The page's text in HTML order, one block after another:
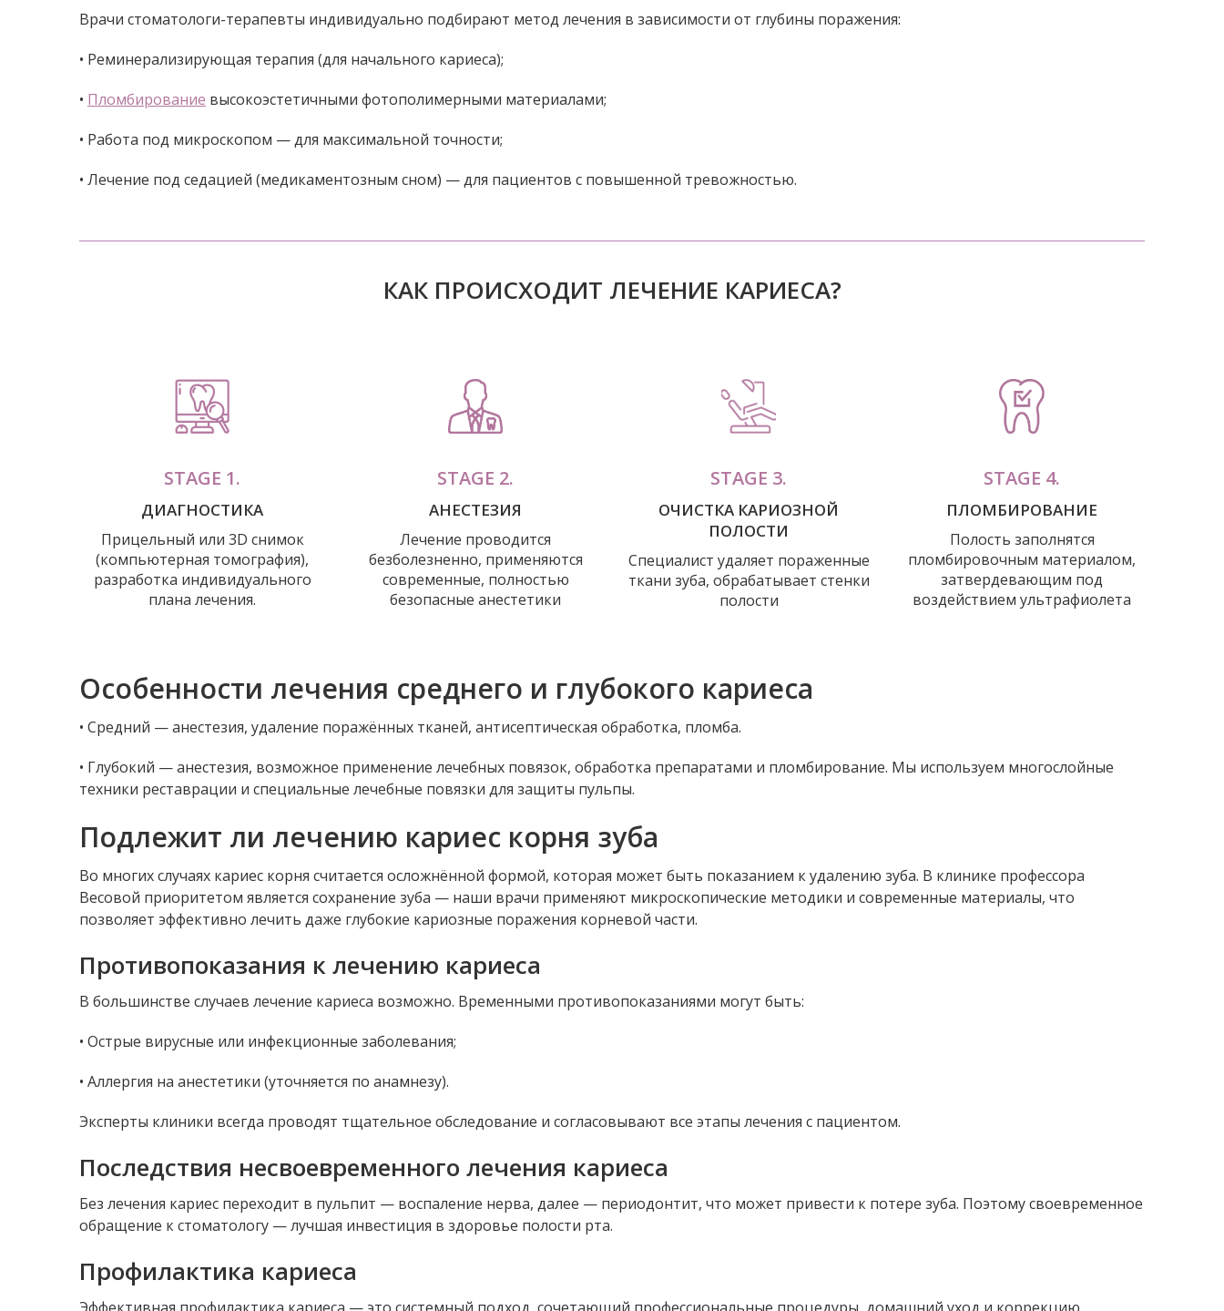
Врачи стоматологи-терапевты индивидуально подбирают метод лечения в зависимости от глубины поражения:
• Реминерализирующая терапия (для начального кариеса);
• Пломбирование высокоэстетичными фотополимерными материалами;
• Работа под микроскопом — для максимальной точности;
• Лечение под седацией (медикаментозным сном) — для пациентов с повышенной тревожностью.
КАК ПРОИСХОДИТ ЛЕЧЕНИЕ КАРИЕСА?
STAGE 1.
ДИАГНОСТИКА
Прицельный или 3D снимок
(компьютерная томография),
разработка индивидуального
плана лечения.
STAGE 2.
АНЕСТЕЗИЯ
Лечение проводится
безболезненно, применяются
современные, полностью
безопасные анестетики
STAGE 3.
ОЧИСТКА КАРИОЗНОЙ
ПОЛОСТИ
Специалист удаляет пораженные
ткани зуба, обрабатывает стенки
полости
STAGE 4.
ПЛОМБИРОВАНИЕ
Полость заполнятся
пломбировочным материалом,
затвердевающим под
воздействием ультрафиолета
Особенности лечения среднего и глубокого кариеса
• Средний — анестезия, удаление поражённых тканей, антисептическая обработка, пломба.
• Глубокий — анестезия, возможное применение лечебных повязок, обработка препаратами и пломбирование. Мы используем многослойные
техники реставрации и специальные лечебные повязки для защиты пульпы.
Подлежит ли лечению кариес корня зуба
Во многих случаях кариес корня считается осложнённой формой, которая может быть показанием к удалению зуба. В клинике профессора
Весовой приоритетом является сохранение зуба — наши врачи применяют микроскопические методики и современные материалы, что
позволяет эффективно лечить даже глубокие кариозные поражения корневой части.
Противопоказания к лечению кариеса
В большинстве случаев лечение кариеса возможно. Временными противопоказаниями могут быть:
• Острые вирусные или инфекционные заболевания;
• Аллергия на анестетики (уточняется по анамнезу).
Эксперты клиники всегда проводят тщательное обследование и согласовывают все этапы лечения с пациентом.
Последствия несвоевременного лечения кариеса
Без лечения кариес переходит в пульпит — воспаление нерва, далее — периодонтит, что может привести к потере зуба. Поэтому своевременное
обращение к стоматологу — лучшая инвестиция в здоровье полости рта.
Профилактика кариеса